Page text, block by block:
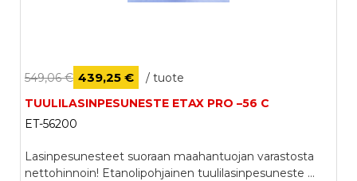
549,06 € 439,25 €
/ tuote
TUULILASINPESUNESTE ETAX PRO –56 C
ET-56200
Lasinpesunesteet suoraan maahantuojan varastosta
nettohinnoin! Etanolipohjainen tuulilasinpesuneste ...